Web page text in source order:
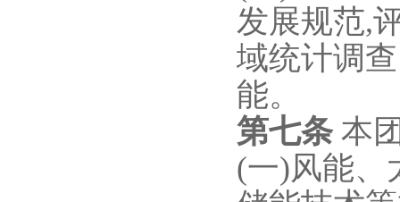
发展规范,
域统计调
能。
第七条 本
(一)风能、